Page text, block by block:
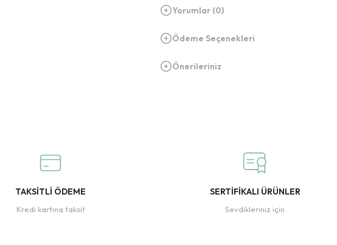
Yorumlar (0)
Ödeme Seçenekleri
Önerileriniz
TAKSİTLİ ÖDEME
Kredi kartına taksit
SERTİFİKALI ÜRÜNLER
Sevdikleriniz için